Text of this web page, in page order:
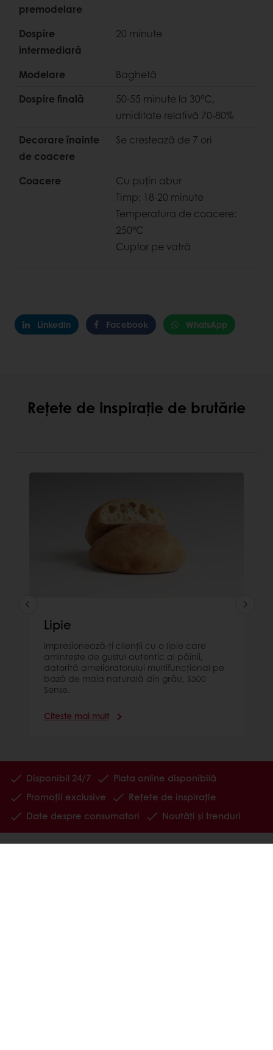
premodelare
Dospire
intermediară
20 minute
Modelare
Baghetă
Dospire finală
50-55 minute la 30°C,
umiditate relativă 70-80%
Decorare înainte
de coacere
Se crestează de 7 ori
Coacere
Cu puțin abur
Timp: 18-20 minute
Temperatura de coacere:
250°C
Cuptor pe vatră
LinkedIn Facebook WhatsApp
Rețete de inspirație de brutărie
Lipie
Impresionează-ți clienții cu o lipie care
amintește de gustul autentic al pâinii,
datorită amelioratorului multifuncțional pe
bază de maia naturală din grâu, S500
Sense.
Citește mai mult
Disponibil 24/7
Plata online disponibilă
Promoții exclusive
Rețete de inspirație
Date despre consumatori
Noutăți și trenduri